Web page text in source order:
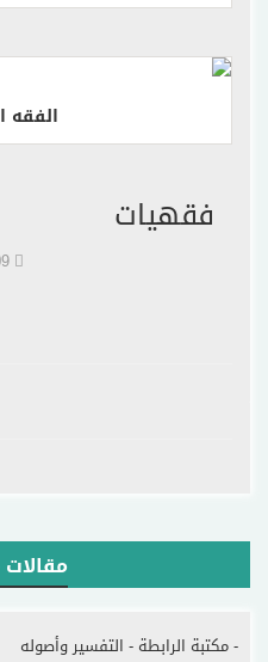
إقرأ
الفقه
فقهيات
- مكتبة الرابطة - التفسير وأصوله